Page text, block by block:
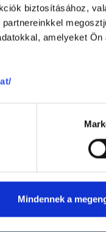
biztosításához,
amelyeket Ön
Mindennek a